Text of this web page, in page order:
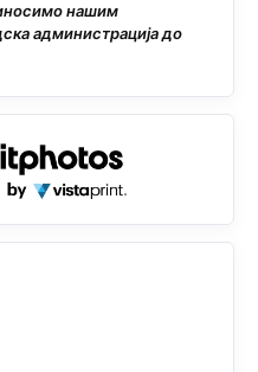
нашим
администрација до